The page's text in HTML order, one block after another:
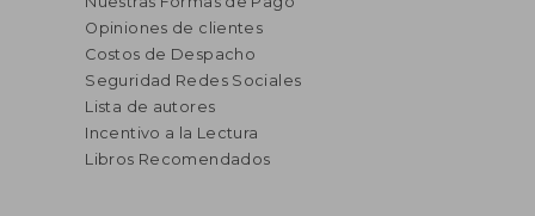
Opiniones de clientes
Costos de Despacho
Seguridad Redes Sociales
Lista de autores
Incentivo a la Lectura
Libros Recomendados